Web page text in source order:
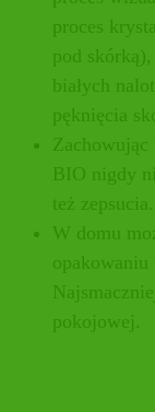
proces
pod
białych
pęknięcia
BIO nigdy
też zepsucia.
W domu
opakowaniu
pokojowej.